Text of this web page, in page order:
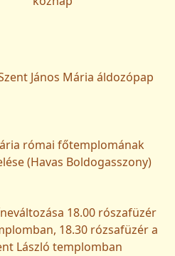
János Mária áldozópap
római főtemplomának
(Havas Boldogasszony)
18.00 rószafüzér
18.30 rózsafüzér a
László templomban